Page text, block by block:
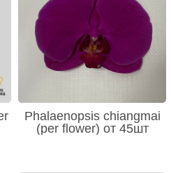
Phalaenopsis chiangmai
(per flower) от 45шт